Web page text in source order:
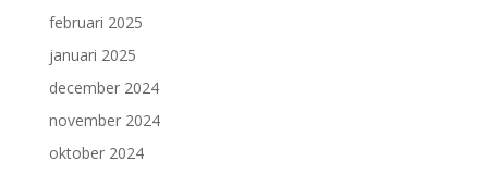
februari 2025
januari 2025
december 2024
november 2024
oktober 2024